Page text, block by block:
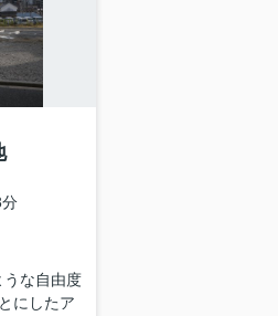
な自由度
にしたア